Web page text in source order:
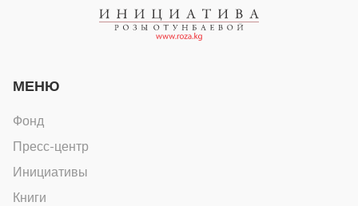
МЕНЮ
Фонд
Пресс-центр
Инициативы
Книги